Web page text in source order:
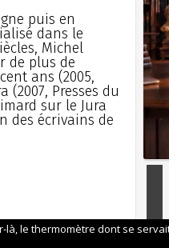
puis en
dans le
Michel
de plus de
ans (2005,
Presses du
sur le Jura
des écrivains de